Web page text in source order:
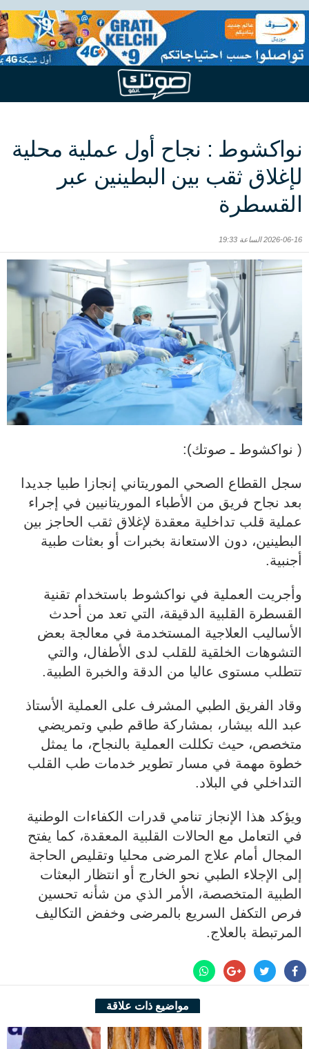
نواكشوط : نجاح أول عملية محلية
لإغلاق ثقب بين البطينين عبر
القسطرة
2026-06-16 الساعة 19:33
( نواكشوط ـ صوتك):
سجل القطاع الصحي الموريتاني إنجازا طبيا جديدا
بعد نجاح فريق من الأطباء الموريتانيين في إجراء
عملية قلب تداخلية معقدة لإغلاق ثقب الحاجز بين
البطينين، دون الاستعانة بخبرات أو بعثات طبية
أجنبية.
وأجريت العملية في نواكشوط باستخدام تقنية
القسطرة القلبية الدقيقة، التي تعد من أحدث
الأساليب العلاجية المستخدمة في معالجة بعض
التشوهات الخلقية للقلب لدى الأطفال، والتي
تتطلب مستوى عاليا من الدقة والخبرة الطبية.
وقاد الفريق الطبي المشرف على العملية الأستاذ
عبد الله بيشار، بمشاركة طاقم طبي وتمريضي
متخصص، حيث تكللت العملية بالنجاح، ما يمثل
خطوة مهمة في مسار تطوير خدمات طب القلب
التداخلي في البلاد.
ويؤكد هذا الإنجاز تنامي قدرات الكفاءات الوطنية
في التعامل مع الحالات القلبية المعقدة، كما يفتح
المجال أمام علاج المرضى محليا وتقليص الحاجة
إلى الإجلاء الطبي نحو الخارج أو انتظار البعثات
الطبية المتخصصة، الأمر الذي من شأنه تحسين
فرص التكفل السريع بالمرضى وخفض التكاليف
المرتبطة بالعلاج.
مواضيع ذات علاقة